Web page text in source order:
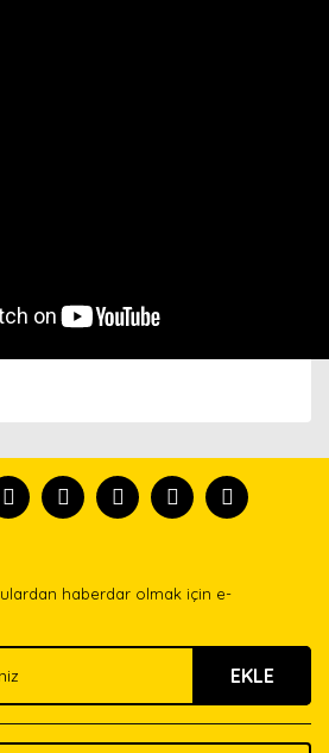
tanısın.
iletebilirsiniz.
için teşekkür ederiz.
eksik bilgiler bulunuyor.
bulunuyor.
daha pahalı.
alternatifler olmalı.
haberdar olmak için e-
EKLE